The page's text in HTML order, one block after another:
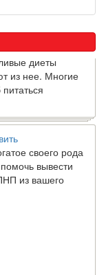
диету
из нее. Многие
своего рода
вывести
из вашего